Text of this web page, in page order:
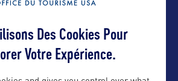
Suivre
Des Cookies Pour
Votre Expérience.